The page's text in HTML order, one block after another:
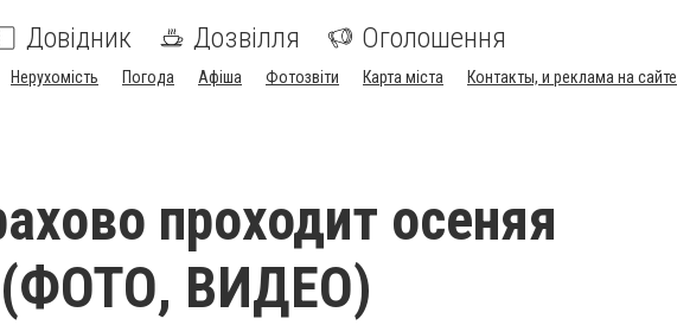
Довідник Дозвілля Оголошення
Нерухомість Погода Афіша Фотозвіти Карта міста Контакты, и реклама на сайте
проходит осеняя
(ФОТО, ВИДЕО)